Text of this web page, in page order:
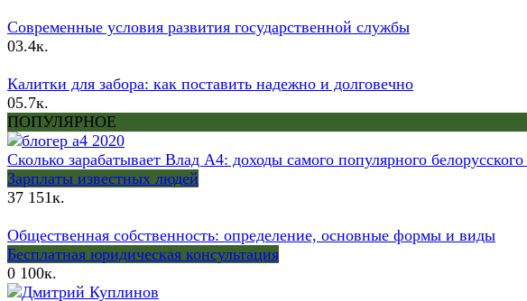
Современные условия развития государственной службы
03.4к.
Калитки для забора: как поставить надежно и долговечно
05.7к.
ПОПУЛЯРНОЕ
Сколько зарабатывает Влад А4: доходы самого популярного
Зарплаты известных людей
37 151к.
Общественная собственность: определение, основные формы и виды
Бесплатная юридическая консультация
0 100к.